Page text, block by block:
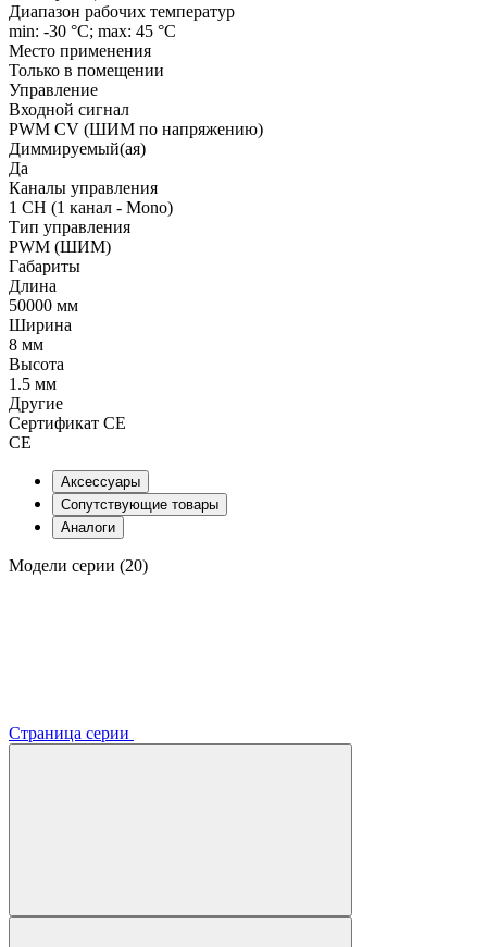
Диапазон рабочих температур
min: -30 °C; max: 45 °C
Место применения
Только в помещении
Управление
Входной сигнал
PWM СV (ШИМ по напряжению)
Диммируемый(ая)
Да
Каналы управления
1 CH (1 канал - Mono)
Тип управления
PWM (ШИМ)
Габариты
Длина
50000 мм
Ширина
8 мм
Высота
1.5 мм
Другие
Сертификат CE
CE
Аксессуары
Сопутствующие товары
Аналоги
Модели серии (20)
Страница серии